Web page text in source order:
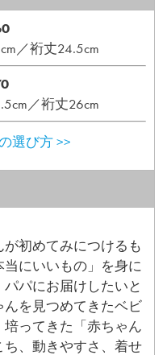
／裄丈24.5cm
／裄丈26cm
選び方 >>
初めてみにつけるも
にいいもの」を身に
パにお届けしたいと
を見つめてきたベビ
ってきた「赤ちゃん
、動きやすさ、着せ